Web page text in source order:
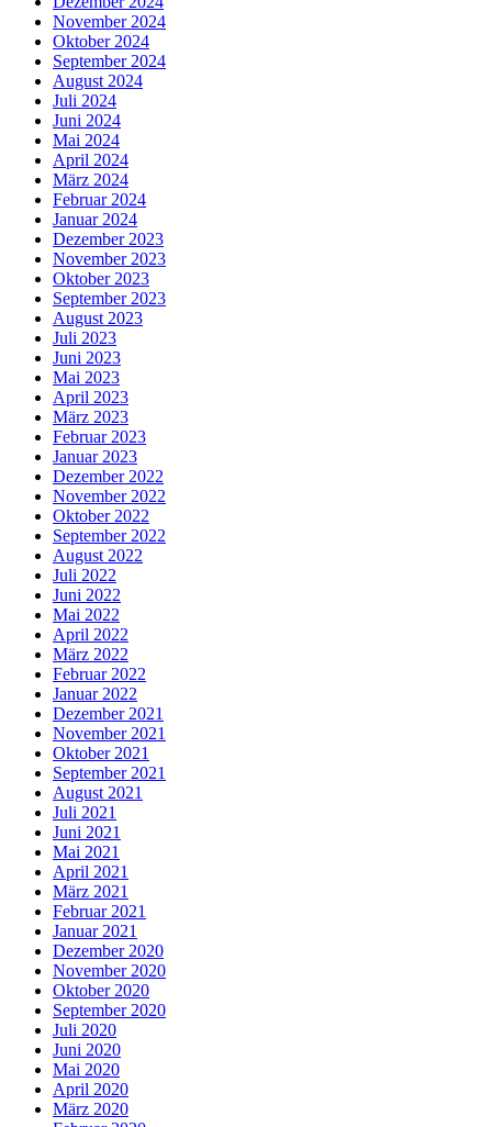
November 2024
Oktober 2024
September 2024
August 2024
Juli 2024
Juni 2024
Mai 2024
April 2024
März 2024
Februar 2024
Januar 2024
Dezember 2023
November 2023
Oktober 2023
September 2023
August 2023
Juli 2023
Juni 2023
Mai 2023
April 2023
März 2023
Februar 2023
Januar 2023
Dezember 2022
November 2022
Oktober 2022
September 2022
August 2022
Juli 2022
Juni 2022
Mai 2022
April 2022
März 2022
Februar 2022
Januar 2022
Dezember 2021
November 2021
Oktober 2021
September 2021
August 2021
Juli 2021
Juni 2021
Mai 2021
April 2021
März 2021
Februar 2021
Januar 2021
Dezember 2020
November 2020
Oktober 2020
September 2020
Juli 2020
Juni 2020
Mai 2020
April 2020
März 2020